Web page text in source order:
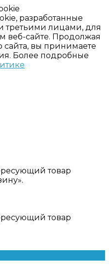
разработанные
третьими лицами, для
веб-сайте. Продолжая
сайта, вы принимаете
Более подробные
товар
товар